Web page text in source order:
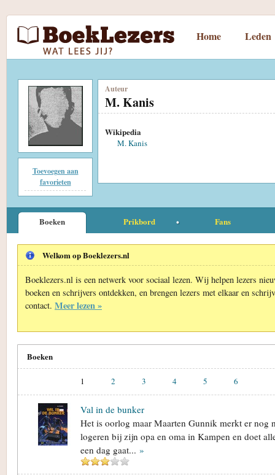
Home Leden
Toevoegen aan
favorieten
Auteur
M. Kanis
Wikipedia
M. Kanis
Boeken Prikbord Fans
Welkom op Boeklezers.nl
Boeklezers.nl is een netwerk voor sociaal lezen. Wij helpen lezers
boeken en schrijvers ontdekken, en brengen lezers met elkaar en
contact. Meer lezen »
Boeken
1 2 3 4 5 6
Val in de bunker
Het is oorlog maar Maarten Gunnik merkt er nog
logeren bij zijn opa en oma in Kampen en doet
een dag gaat... »